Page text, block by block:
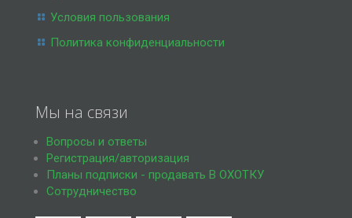
Условия пользования
Политика конфиденциальности
Мы на связи
Вопросы и ответы
Регистрация/авторизация
Планы подписки - продавать В ОХОТКУ
Сотрудничество